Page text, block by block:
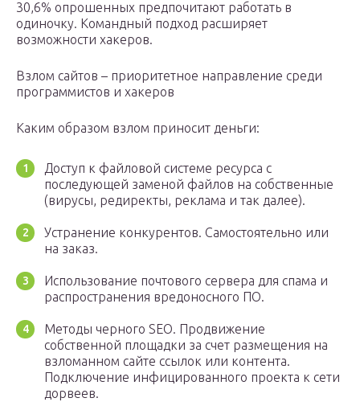
30,6% опрошенных предпочитают работать в
одиночку. Командный подход расширяет
возможности хакеров.
Взлом сайтов – приоритетное направление среди
программистов и хакеров
Каким образом взлом приносит деньги:
Доступ к файловой системе ресурса с
последующей заменой файлов на собственные
(вирусы, редиректы, реклама и так далее).
Устранение конкурентов. Самостоятельно или
на заказ.
Использование почтового сервера для спама и
распространения вредоносного ПО.
Методы черного SEO. Продвижение
собственной площадки за счет размещения на
взломанном сайте ссылок или контента.
Подключение инфицированного проекта к сети
дорвеев.